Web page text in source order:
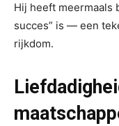
Hij heeft meermaals
succes” is — een
rijkdom.